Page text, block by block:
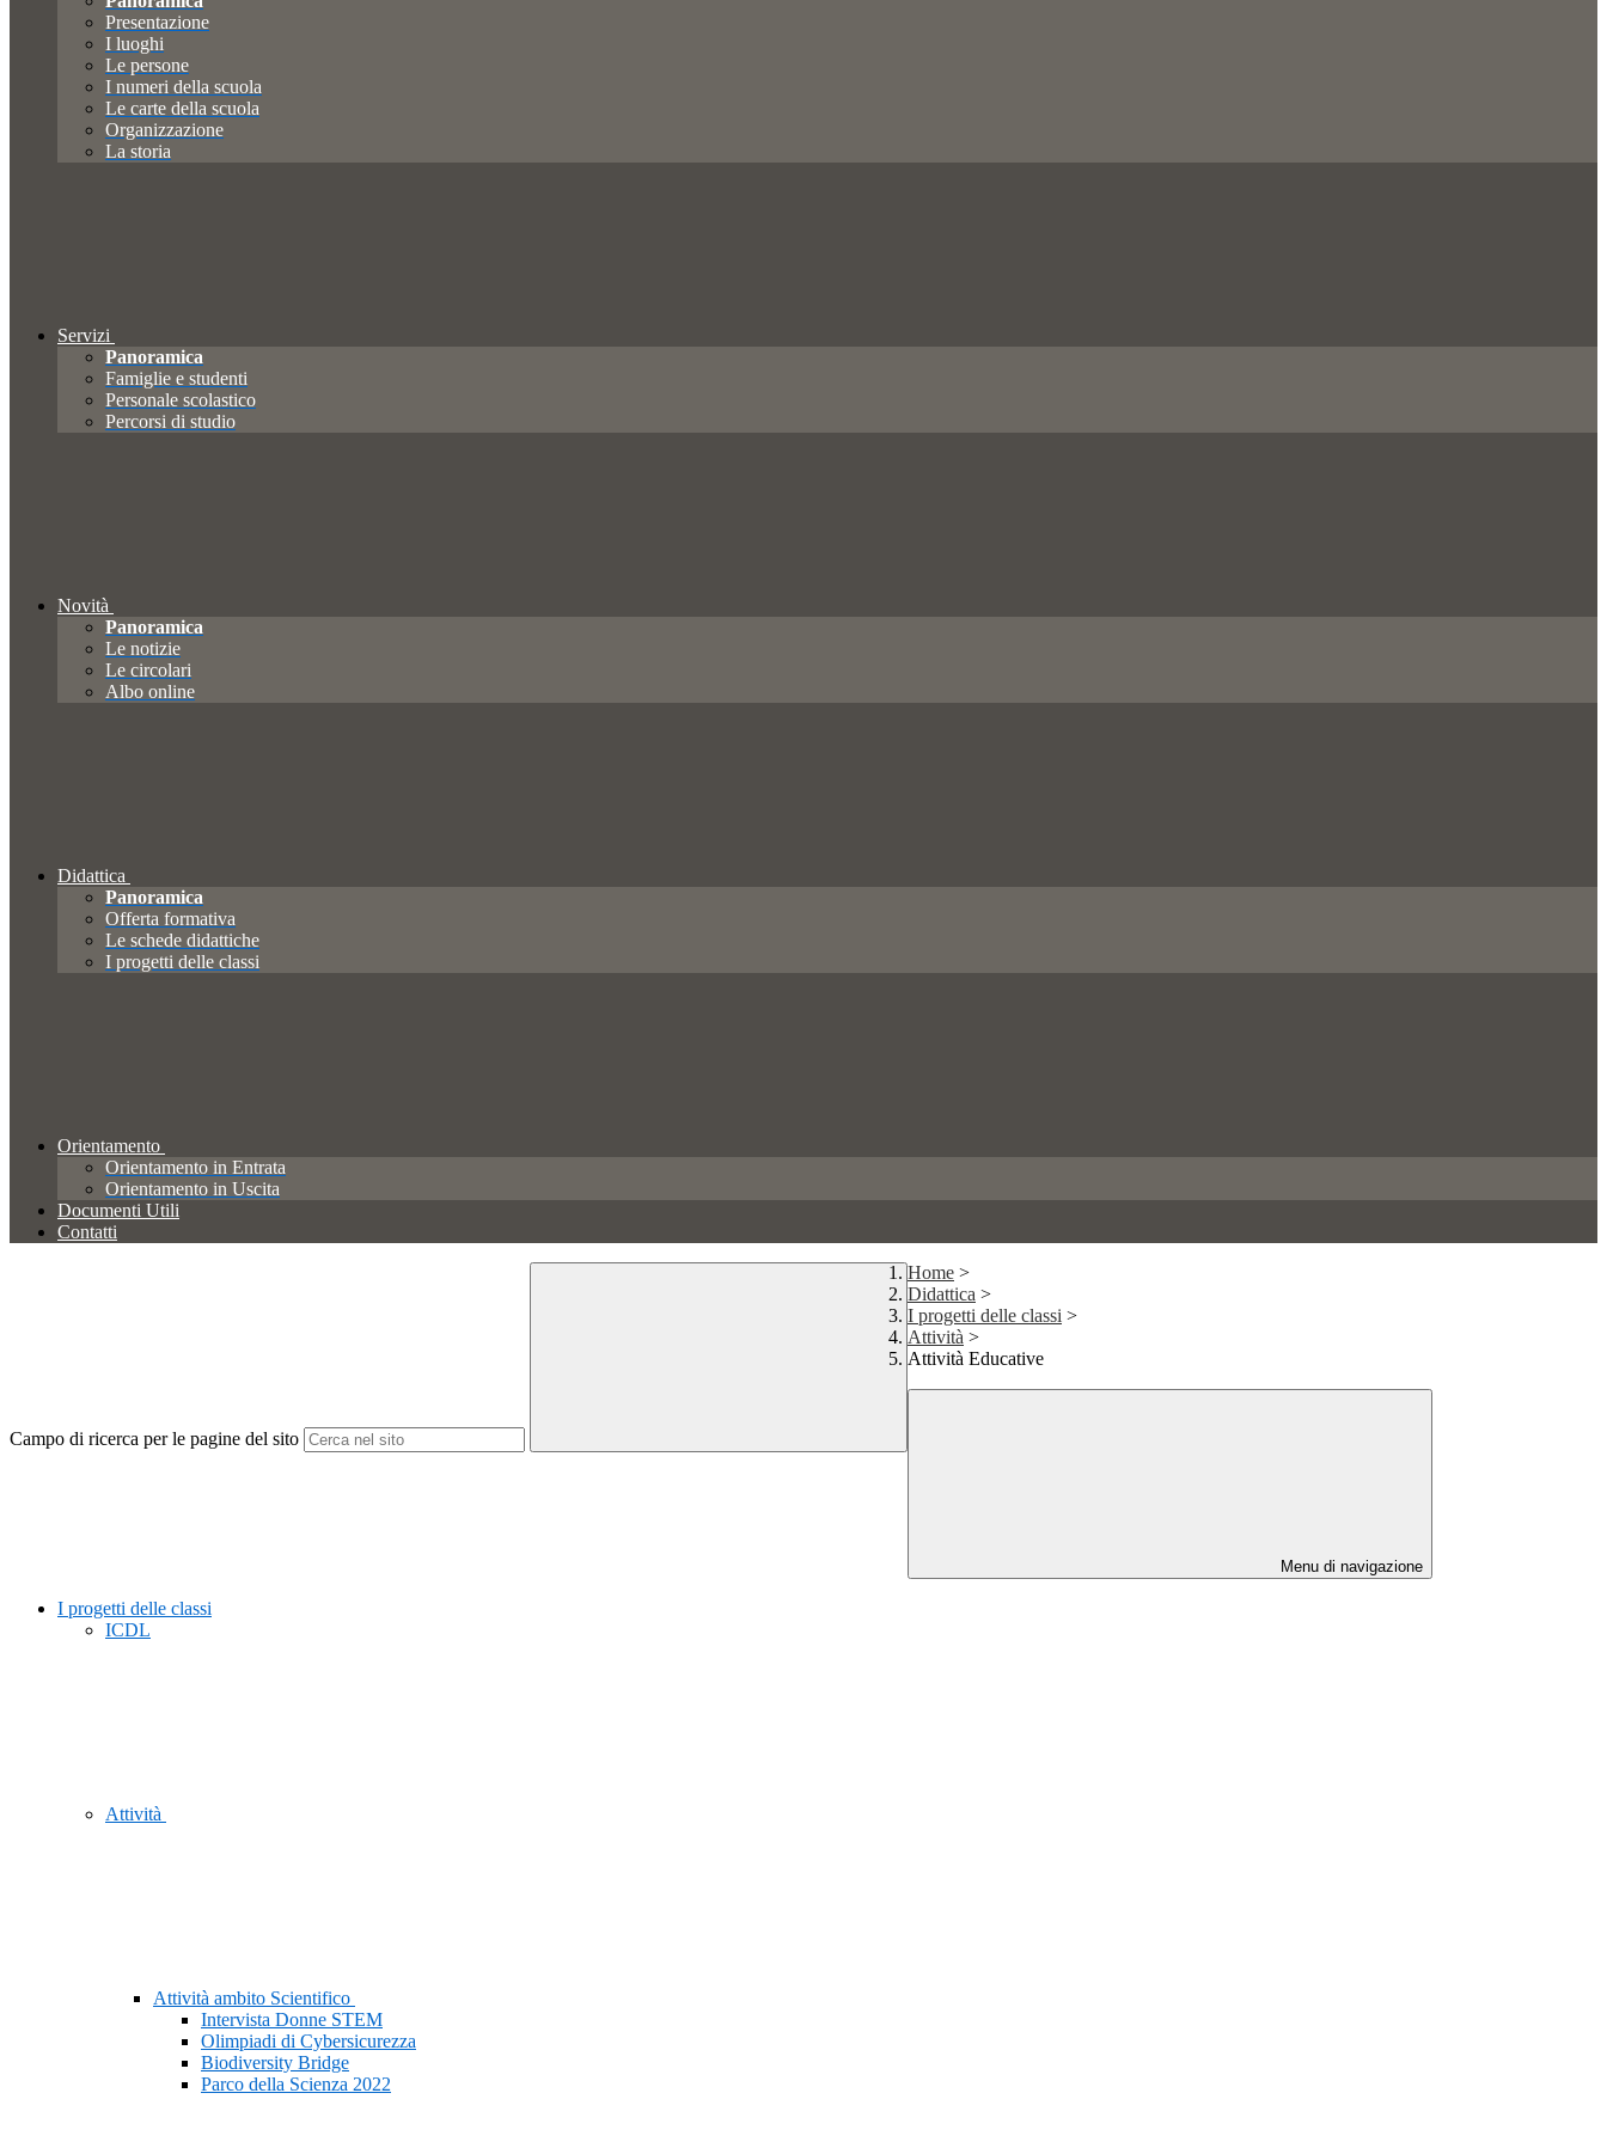
Presentazione
I luoghi
Le persone
I numeri della scuola
Le carte della scuola
Organizzazione
La storia
Servizi
Panoramica
Famiglie e studenti
Personale scolastico
Percorsi di studio
Novità
Panoramica
Le notizie
Le circolari
Albo online
Didattica
Panoramica
Offerta formativa
Le schede didattiche
I progetti delle classi
Orientamento
Orientamento in Entrata
Orientamento in Uscita
Documenti Utili
Contatti
Campo di ricerca per le pagine del sito
Home >
Didattica >
I progetti delle classi >
Attività >
Attività Educative
Menu di navigazione
I progetti delle classi
ICDL
Attività
Attività ambito Scientifico
Intervista Donne STEM
Olimpiadi di Cybersicurezza
Biodiversity Bridge
Parco della Scienza 2022